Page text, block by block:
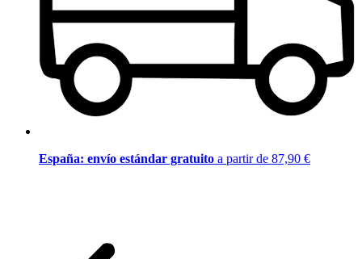
España: envío estándar gratuito a partir de 87,90 €